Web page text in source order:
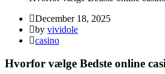
December 18, 2025
by vividole
casino
Hvorfor vælge Bedste online